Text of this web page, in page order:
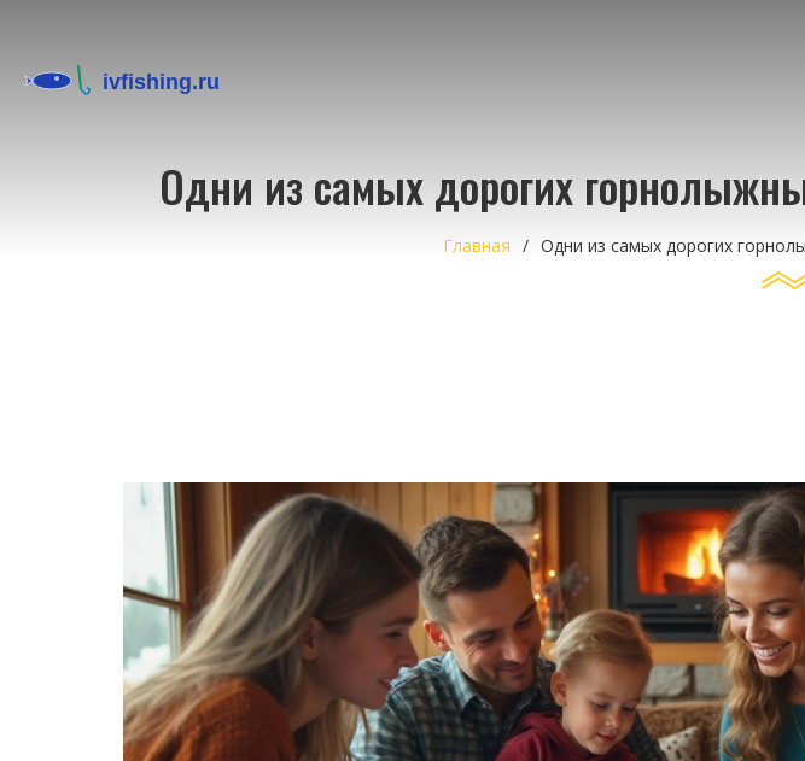
Одни из самых дорогих
Главная Одни из самых дорогих